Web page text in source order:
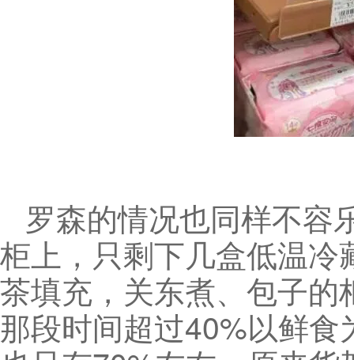
罗森的情况也同样不容
柜上，只剩下几盒低温
茶填充，关东煮、包子
那段时间超过40%以鲜